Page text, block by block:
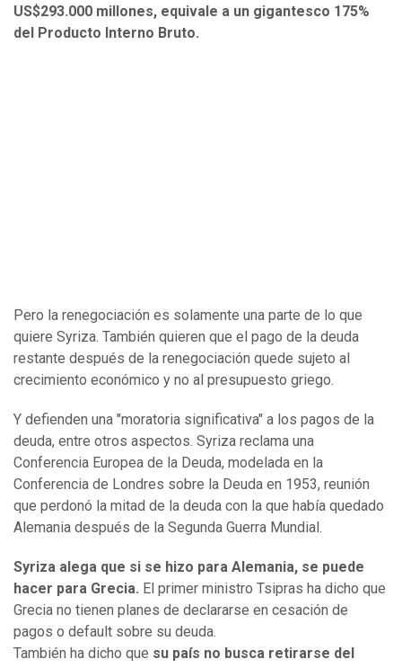
US$293.000 millones, equivale a un gigantesco 175%
del Producto Interno Bruto.
Pero la renegociación es solamente una parte de lo que
quiere Syriza. También quieren que el pago de la deuda
restante después de la renegociación quede sujeto al
crecimiento económico y no al presupuesto griego.
Y defienden una "moratoria significativa" a los pagos de la
deuda, entre otros aspectos. Syriza reclama una
Conferencia Europea de la Deuda, modelada en la
Conferencia de Londres sobre la Deuda en 1953, reunión
que perdonó la mitad de la deuda con la que había quedado
Alemania después de la Segunda Guerra Mundial.
Syriza alega que si se hizo para Alemania, se puede
hacer para Grecia. El primer ministro Tsipras ha dicho que
Grecia no tienen planes de declararse en cesación de
pagos o default sobre su deuda.
También ha dicho que su país no busca retirarse del